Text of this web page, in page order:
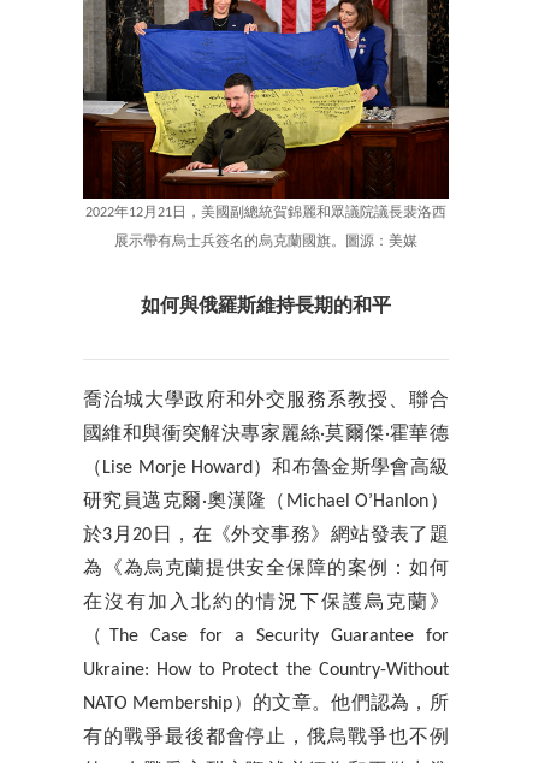
2022年12月21日，美國副總統賀錦麗和眾議院議長裴洛西
展示帶有烏士兵簽名的烏克蘭國旗。圖源：美媒
如何與俄羅斯維持長期的和平
喬治城大學政府和外交服務系教授、聯合
國維和與衝突解決專家麗絲·莫爾傑·霍華德
（Lise Morje Howard）和布魯金斯學會高級
研究員邁克爾·奧漢隆（Michael O’Hanlon）
於3月20日，在《外交事務》網站發表了題
為《為烏克蘭提供安全保障的案例：如何
在沒有加入北約的情況下保護烏克蘭》
（The Case for a Security Guarantee for
Ukraine: How to Protect the Country-Without
NATO Membership）的文章。他們認為，所
有的戰爭最後都會停止，俄烏戰爭也不例